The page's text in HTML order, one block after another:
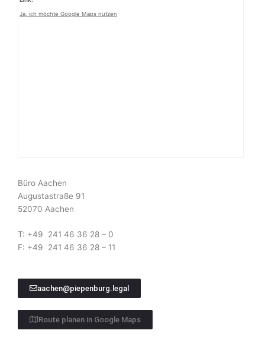
Büro Aachen
Augustastraße 91
52070 Aachen
T: +49 241 46 36 28 – 0
F: +49 241 46 36 28 – 11
aachen@piepenburg.legal
Route planen in Google Maps